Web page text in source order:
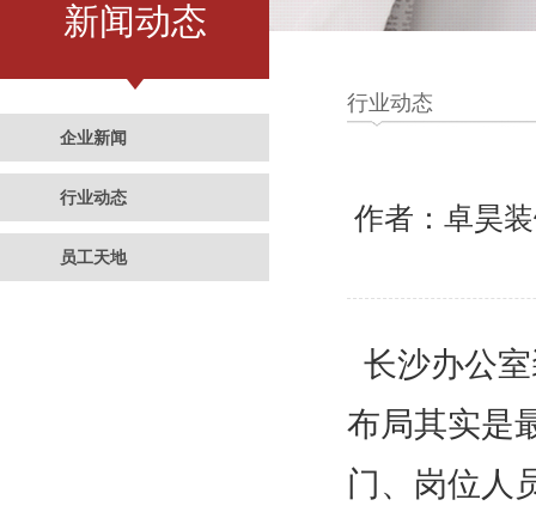
新闻动态
企业新闻
行业动态
员工天地
行业动态
作者：卓昊
长沙办公
布局其实是
门、岗位人